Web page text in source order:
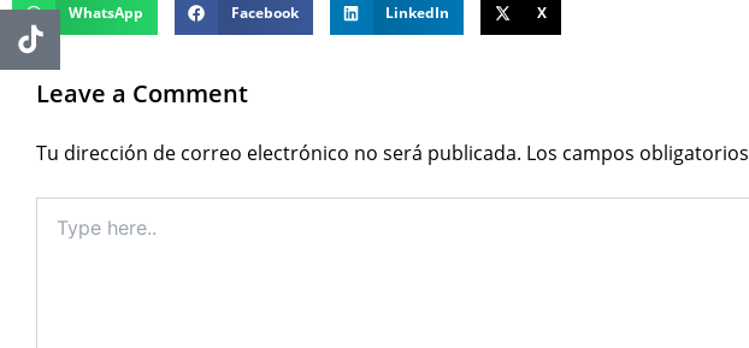
WhatsApp Facebook LinkedIn X
Leave a Comment
Tu dirección de correo electrónico no será publicada. Los campos
here..